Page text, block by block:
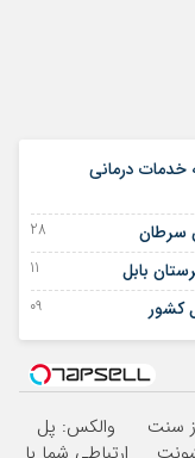
خدمات درمانی
سرطان 28 آگوست 2025
بابل 11 آگوست 2025
کشور 09 آگوست 2025
سنت
والکس: پل